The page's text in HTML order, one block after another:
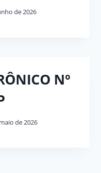
de 2026
Nº
de 2026